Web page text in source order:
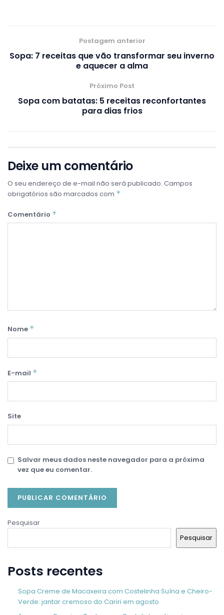
Postagem anterior
Sopa: 7 receitas que vão transformar seu inverno
e aquecer a alma
Próximo Post
Sopa com batatas: 5 receitas reconfortantes
para dias frios
Deixe um comentário
O seu endereço de e-mail não será publicado. Campos
obrigatórios são marcados com *
Comentário *
Nome *
E-mail *
Site
Salvar meus dados neste navegador para a próxima
vez que eu comentar.
Pesquisar
Pesquisar
Posts recentes
Sopa Creme de Macaxeira com Costelinha Suína e Cheiro-
Verde: jantar cremoso do Cariri em agosto